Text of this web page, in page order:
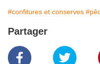
#confitures et conserves
Partager